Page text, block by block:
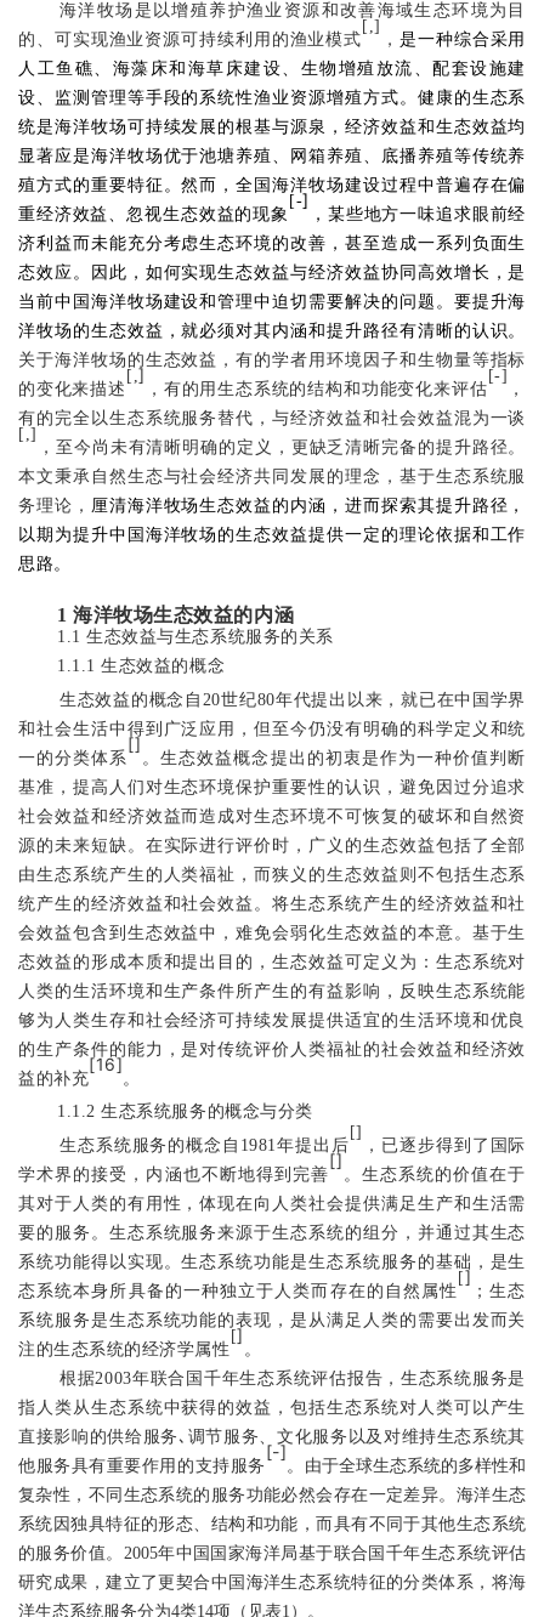
海洋牧场是以增殖养护渔业资源和改善海域生态环境为目
的、可实现渔业资源可持续利用的渔业模式
[ ,]
，是一种综合采用
人工鱼礁、海藻床和海草床建设、生物增殖放流、配套设施建
设、监测管理等手段的系统性渔业资源增殖方式。健康的生态系
统是海洋牧场可持续发展的根基与源泉，经济效益和生态效益均
显著应是海洋牧场优于池塘养殖、网箱养殖、底播养殖等传统养
殖方式的重要特征。然而，全国海洋牧场建设过程中普遍存在偏
重经济效益、忽视生态效益的现象
[-]
，某些地方一味追求眼前经
济利益而未能充分考虑生态环境的改善，甚至造成一系列负面生
态效应。因此，如何实现生态效益与经济效益协同高效增长，是
当前中国海洋牧场建设和管理中迫切需要解决的问题。要提升海
洋牧场的生态效益，就必须对其内涵和提升路径有清晰的认识。
关于海洋牧场的生态效益，有的学者用环境因子和生物量等指标
的变化来描述
[ ,]
，有的用生态系统的结构和功能变化来评估
[-]
，
有的完全以生态系统服务替代，与经济效益和社会效益混为一谈
[ ,]
，至今尚未有清晰明确的定义 ，更缺乏清晰完备的提升路径。
本文秉承自然生态与社会经济共同发展的理念，基于生态系统服
务理论， 厘清海洋牧场生态效益的内涵，进而探索其提升路径，
以期为提升中国海洋牧场的生态效益提供一定的理论依据和工作
思路。
1海洋牧场生态效益的内涵
1.1生态效益与生态系统服务的关系
1.1.1生态效益的概念
生态效益的概念自 20世纪80年代提出以来，就已在中国学界
和社会生活中得到广泛应用，但至今仍没有明确的科学定义和统
一的分类体系
[]
。生态效益概念提出的初衷是作为一种价值判断
基准，提高人们对生态环境保护重要性的认识，避免因过分追求
社会效益和经济效益而造成对生态环境不可恢复的破坏和自然资
源的未来短缺。 在实际进行评价时，广义的生态效益包括了全部
由生态系统产生的人类福祉，而狭义的生态效益则不包括生态系
统产生的经济效益和社会效益。将生态系统产生的经济效益和社
会效益包含到生态效益中，难免会弱化生态效益的本意。基于生
态效益的形成本质和提出目的，生态效益可定义为：生态系统对
人类的生活环境和生产条件所产生的有益影响，反映生态系统能
够为人类生存和社会经济可持续发展提供适宜的生活环境和优良
的生产条件的能力，是对传统评价人类福祉的社会效益和经济效
益的补充
[16]
。
1.1.2生态系统服务的概念与分类
生态系统服务的概念自 1981年提出后
[]
，已逐步得到了国际
学术界的接受，内涵也不断地得到完善
[]
。生态系统的价值在于
其对于人类的有用性，体现在向人类社会提供满足生产和生活需
要的服务。 生态系统服务来源于生态系统的组分， 并通过其生态
系统功能得以实现。生态系统功能是生态系统服务的基础， 是生
态系统本身所具备的一种独立于人类而存在的自然属性
[]
； 生态
系统服务是生态系统功能的表现，是 从满足人类的需要出发而关
注的生态系统的经济学属性
[]
。
根据2003年联合国千年生态系统评估报告，生态系统服务是
指人类从生态系统中获得的效益，包括生态系统对人类可以产生
直接影响的供给服务､ 调节服务、文化服务以及对维持生态系统其
他服务具有重要作用的支持服务
[-]
。 由于全球生态系统的多样性和
复杂性，不同 生态系统的 服务功能必然会存在一定差异。海洋生态
系统 因独具特征的形态、结构和功能， 而 具有不同于其他生态系统
的服务价值。 2005年中国国家海洋局基于联合国千年生态系统评估
研究成果，建立了更契合中国海洋生态系统特征的分类体系，将海
洋生态系统服务分为4类14项（见表1 ）。